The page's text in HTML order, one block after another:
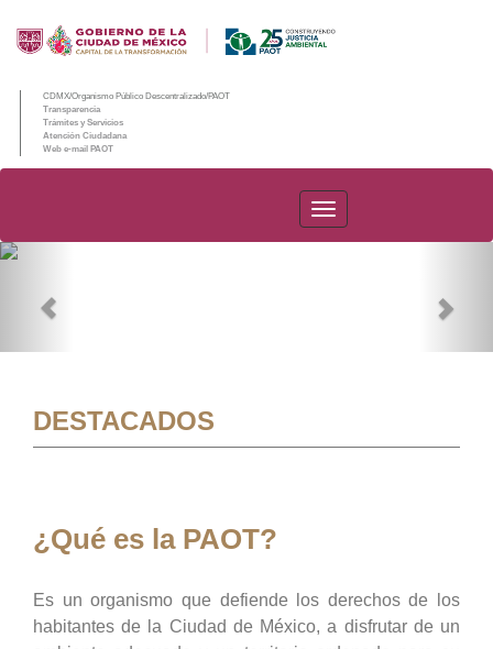
CDMX/Organismo Público Descentralizado/PAOT
Transparencia
Trámites y Servicios
Atención Ciudadana
Web e-mail PAOT
PAOT
DESTACADOS
¿Qué es la PAOT?
Es un organismo que defiende los derechos de los
habitantes de la Ciudad de México, a disfrutar de un